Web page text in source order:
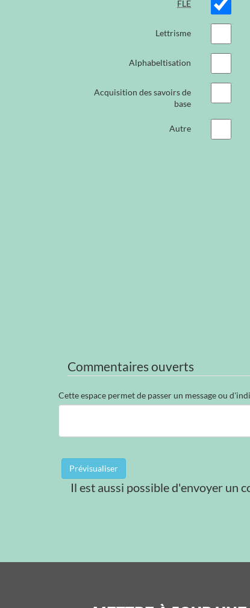
FLE
Lettrisme
Alphabeltisation
Acquisition des savoirs de
base
Autre
Commentaires ouverts
Il est aussi possible d'envoyer un